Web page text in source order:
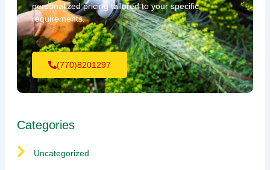
personalized pricing tailored to your specific
requirements.
(770)8201297
Categories
Uncategorized